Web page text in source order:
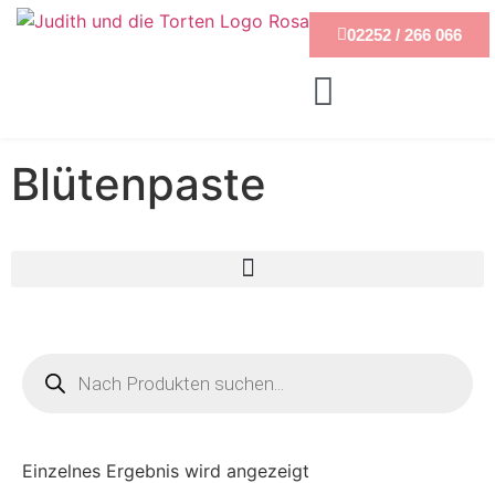
02252 / 266 066
Blütenpaste
Einzelnes Ergebnis wird angezeigt